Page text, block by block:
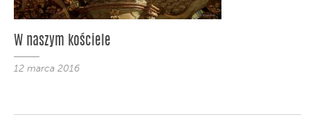
W naszym kościele
12 marca 2016